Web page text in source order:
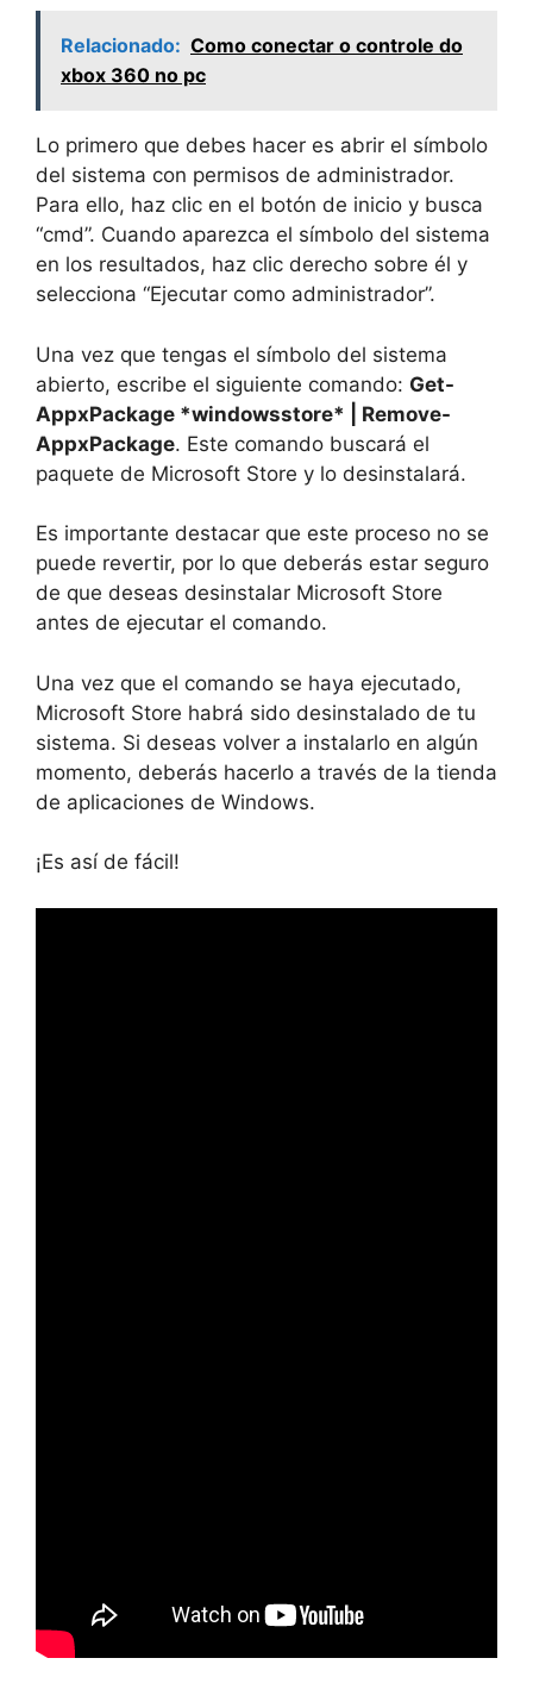
Relacionado: Como conectar o controle do
xbox 360 no pc
Lo primero que debes hacer es abrir el símbolo
del sistema con permisos de administrador.
Para ello, haz clic en el botón de inicio y busca
“cmd”. Cuando aparezca el símbolo del sistema
en los resultados, haz clic derecho sobre él y
selecciona “Ejecutar como administrador”.
Una vez que tengas el símbolo del sistema
abierto, escribe el siguiente comando: Get-
AppxPackage *windowsstore* | Remove-
AppxPackage. Este comando buscará el
paquete de Microsoft Store y lo desinstalará.
Es importante destacar que este proceso no se
puede revertir, por lo que deberás estar seguro
de que deseas desinstalar Microsoft Store
antes de ejecutar el comando.
Una vez que el comando se haya ejecutado,
Microsoft Store habrá sido desinstalado de tu
sistema. Si deseas volver a instalarlo en algún
momento, deberás hacerlo a través de la tienda
de aplicaciones de Windows.
¡Es así de fácil!